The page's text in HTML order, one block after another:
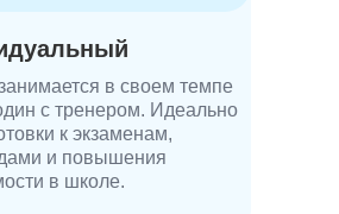
в своем темпе
с тренером. Идеально
к экзаменам,
и повышения
в школе.